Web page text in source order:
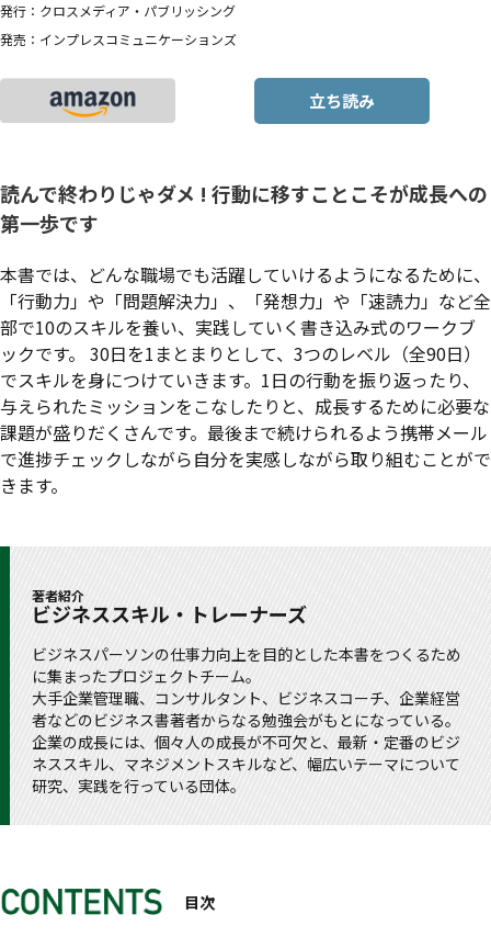
発行：クロスメディア・パブリッシング
発売：インプレスコミュニケーションズ
立ち読み
読んで終わりじゃダメ ! 行動に移すことこそが成長への
第一歩です
本書では、どんな職場でも活躍していけるようになるために、
「行動力」や「問題解決力」、「発想力」や「速読力」など全
部で10のスキルを養い、実践していく書き込み式のワークブ
ックです。 30日を1まとまりとして、3つのレベル（全90日）
でスキルを身につけていきます。1日の行動を振り返ったり、
与えられたミッションをこなしたりと、成長するために必要な
課題が盛りだくさんです。最後まで続けられるよう携帯メール
で進捗チェックしながら自分を実感しながら取り組むことがで
きます。
著者紹介
ビジネススキル・トレーナーズ
ビジネスパーソンの仕事力向上を目的とした本書をつくるため
に集まったプロジェクトチーム。
大手企業管理職、コンサルタント、ビジネスコーチ、企業経営
者などのビジネス書著者からなる勉強会がもとになっている。
企業の成長には、個々人の成長が不可欠と、最新・定番のビジ
ネススキル、マネジメントスキルなど、幅広いテーマについて
研究、実践を行っている団体。
目次